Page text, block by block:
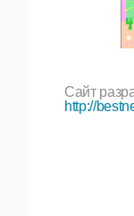
Сайт
http://